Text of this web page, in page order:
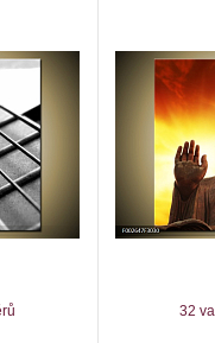
32